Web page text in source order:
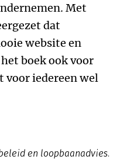
Met
dat
website en
boek ook voor
voor iedereen wel
en loopbaanadvies.